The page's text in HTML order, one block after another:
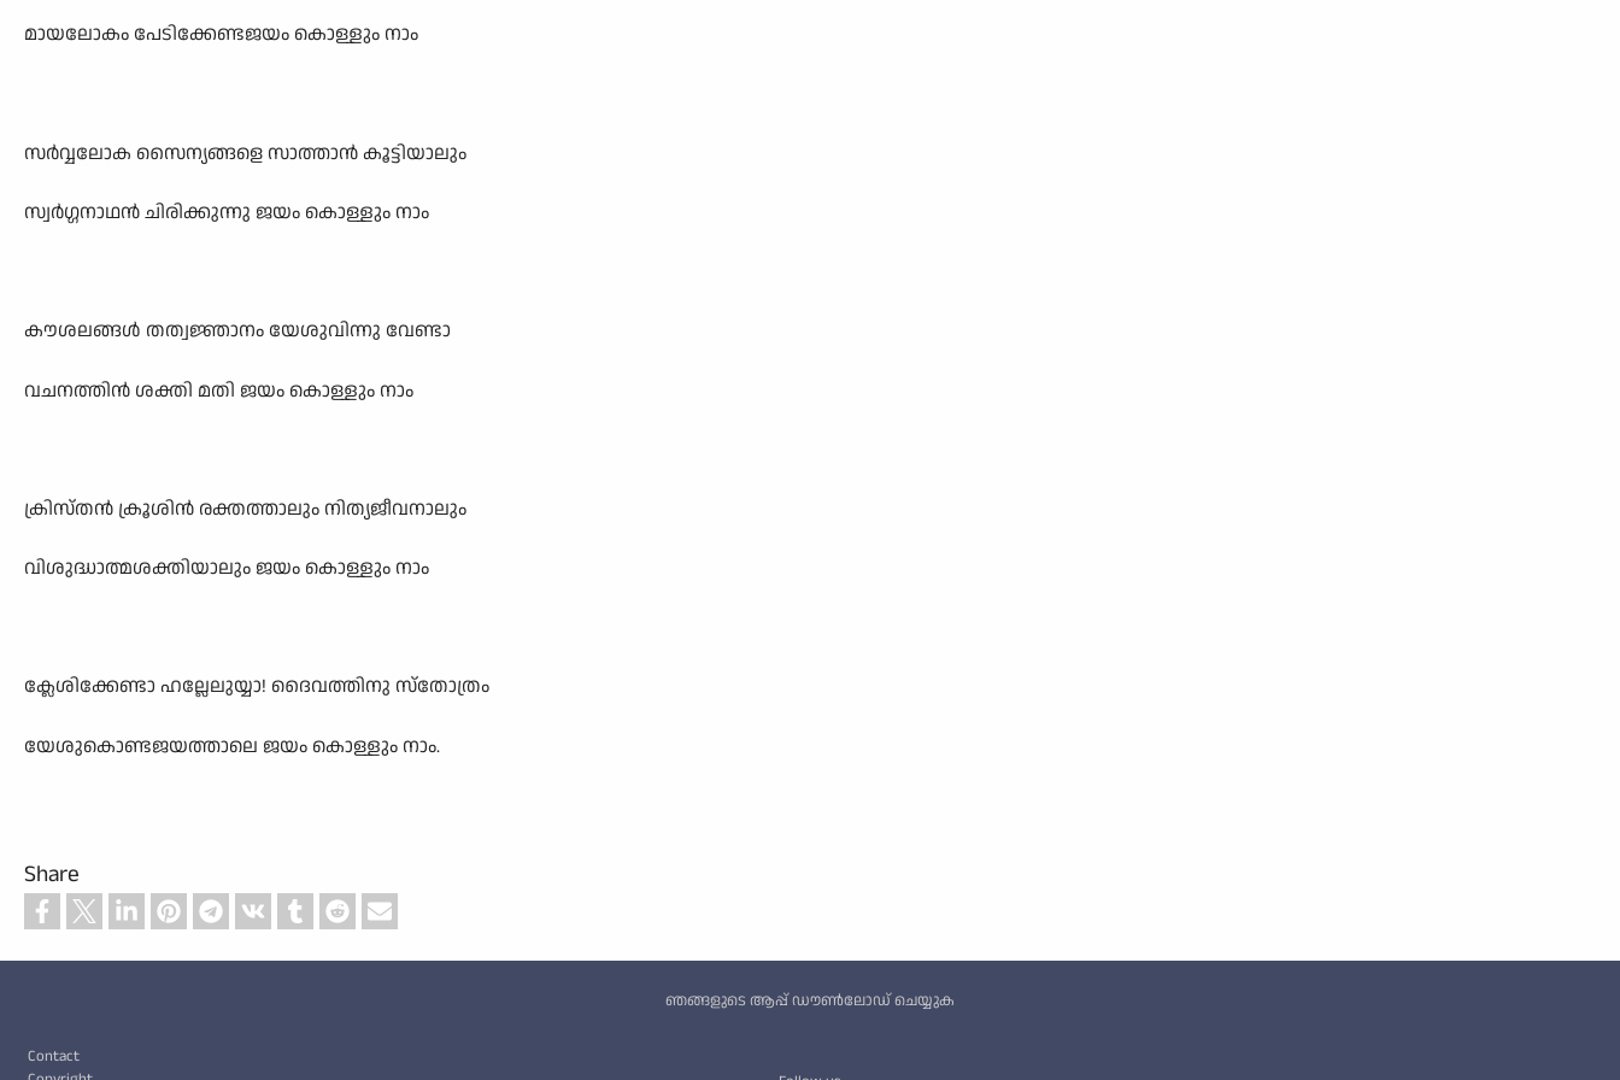
മായലോകം പേടിക്കേണ്ടജയം കൊള്ളും നാം
സർവ്വലോക സൈന്യങ്ങളെ സാത്താൻ കൂട്ടിയാലും
സ്വർഗ്ഗനാഥൻ ചിരിക്കുന്നു ജയം കൊള്ളും നാം
കൗശലങ്ങൾ തത്വജ്ഞാനം യേശുവിന്നു വേണ്ടാ
വചനത്തിൻ ശക്തി മതി ജയം കൊള്ളും നാം
ക്രിസ്തൻ ക്രൂശിൻ രക്തത്താലും നിത്യജീവനാലും
വിശുദ്ധാത്മശക്തിയാലും ജയം കൊള്ളും നാം
ക്ലേശിക്കേണ്ടാ ഹല്ലേലുയ്യാ! ദൈവത്തിനു സ്തോത്രം
യേശുകൊണ്ടജയത്താലെ ജയം കൊള്ളും നാം.
Share
Custom footer
ഞങ്ങളുടെ ആപ്പ് ഡൗൺലോഡ് ചെയ്യുക
Contact